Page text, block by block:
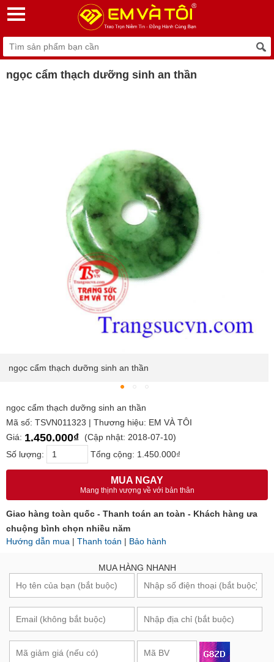
ngọc cẩm thạch dưỡng sinh an thần
ngọc cẩm thạch dưỡng sinh an thần
ngọc cẩm thạch dưỡng sinh an thần
Mã số: TSVN011323 | Thương hiệu: EM VÀ TÔI
Giá: 1.450.000₫
(Cập nhật: 2018-07-10)
Số lượng:
Tổng cộng: 1.450.000₫
MUA NGAY
Mang thịnh vượng về với bản thân
Giao hàng toàn quốc - Thanh toán an toàn - Khách hàng ưa
chuộng bình chọn nhiều năm
Hướng dẫn mua | Thanh toán | Bảo hành
MUA HÀNG NHANH